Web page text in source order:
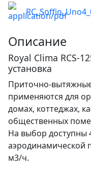
Описание
Royal Clima RCS-
установка
Приточно-вытяжные
применяются для
домах, коттеджах,
общественных
На выбор доступны
аэродинамической
м3/ч.